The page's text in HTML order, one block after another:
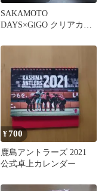
SAKAMOTO
DAYS×GiGO クリアカー
枚
¥700
鹿島アントラーズ 2021
公式卓上カレンダー